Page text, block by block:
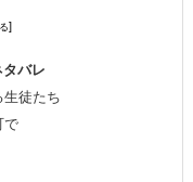
]
タバレ
生徒たち
で